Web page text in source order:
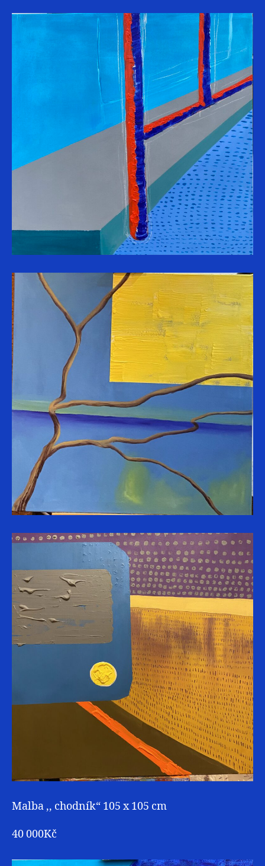
Malba ,, chodník“ 105 x 105 cm
40 000Kč